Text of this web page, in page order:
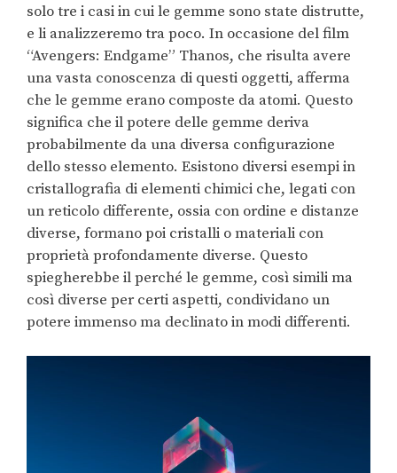
solo tre i casi in cui le gemme sono state distrutte,
e li analizzeremo tra poco. In occasione del film
“Avengers: Endgame” Thanos, che risulta avere
una vasta conoscenza di questi oggetti, afferma
che le gemme erano composte da atomi. Questo
significa che il potere delle gemme deriva
probabilmente da una diversa configurazione
dello stesso elemento. Esistono diversi esempi in
cristallografia di elementi chimici che, legati con
un reticolo differente, ossia con ordine e distanze
diverse, formano poi cristalli o materiali con
proprietà profondamente diverse. Questo
spiegherebbe il perché le gemme, così simili ma
così diverse per certi aspetti, condividano un
potere immenso ma declinato in modi differenti.